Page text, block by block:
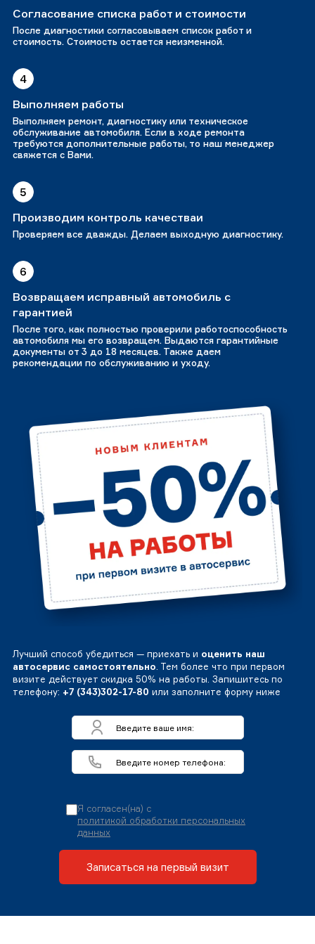
Согласование списка работ и стоимости
После диагностики согласовываем список работ и
стоимость. Стоимость остается неизменной.
4
Выполняем работы
Выполняем ремонт, диагностику или техническое
обслуживание автомобиля. Если в ходе ремонта
требуются дополнительные работы, то наш менеджер
свяжется с Вами.
5
Производим контроль качестваи
Проверяем все дважды. Делаем выходную диагностику.
6
Возвращаем исправный автомобиль с
гарантией
После того, как полностью проверили работоспособность
автомобиля мы его возвращем. Выдаются гарантийные
документы от 3 до 18 месяцев. Также даем
рекомендации по обслуживанию и уходу.
Лучший способ убедиться — приехать и оценить наш
автосервис самостоятельно. Тем более что при первом
визите действует скидка 50% на работы. Запишитесь по
телефону: +7 (343)302-17-80 или заполните форму ниже
Я согласен(на) с
политикой обработки персональных
данных
Записаться на первый визит